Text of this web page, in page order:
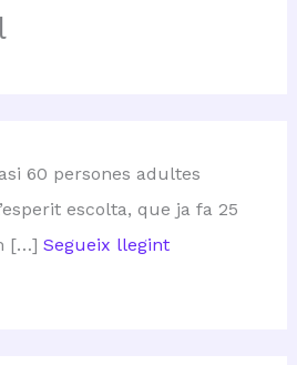
60 persones adultes
escolta, que ja fa 25
[…] Segueix llegint